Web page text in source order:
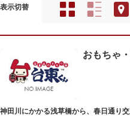
表示切替
おもちゃ
神田川にかかる浅草橋から、春日通り